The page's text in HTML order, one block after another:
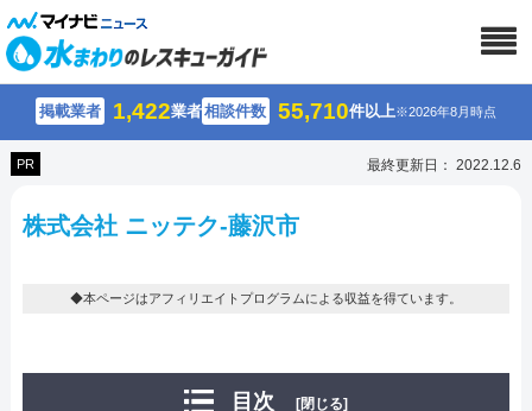
掲載業者 1,422業者相談件数 55,710件以上※2026年8月時点
PR 最終更新日： 2022.12.6
株式会社 ニッテク-藤沢市
◆本ページはアフィリエイトプログラムによる収益を得ています。
目次 [閉じる]